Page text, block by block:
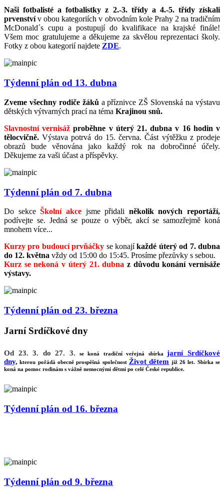
Naši fotbalisté a fotbalistky z 2.-3. třídy a 4.-5. třídy získali
prvenstvív obou kategoriích v obvodním kole Prahy 2 na tradičním
McDonald´s cupu a postupují do kvalifikace na krajské finále!
Všem moc gratulujeme a děkujeme za skvělou reprezentaci školy.
Fotky z obou kategorií najdete ZDE.
Týdenní plán od 13. dubna
Zveme všechny rodiče žáků a příznivce ZŠ Slovenská na výstavu
dětských výtvarných prací na téma Krajinou snů.
Slavnostní vernisáž proběhne v úterý 21. dubna v 16 hodin v
tělocvičně. Výstava potrvá do 15. června. Část výtěžku z prodeje
obrazů bude věnována jako každý rok na dobročinné účely.
Děkujeme za vaši účast a příspěvky.
Týdenní plán od 7. dubna
Do sekceŠkolní akcejsme přidali několik nových reportáží,
podívejte se. Jedná se pouze o výběr, akcí se samozřejmě koná
mnohem více...
Kurzy pro budoucí prvňáčky se konajíkaždé úterý od 7. dubna
do 12. května vždy od 15:00 do 15:45. Prosíme přezůvky s sebou.
Kurz se nekoná v úterý 21. dubna z důvodu konání vernisáže
výstavy.
Týdenní plán od 23. března
Jarní Srdíčkové dny
Od 23. 3. do 27. 3. se koná tradiční veřejná sbírkajarní Srdíčkové
dny, kterou pořádá obecně prospěšná společnost Život dětem již 26 let. Sbírka se
koná na pomoc rodinám s vážně nemocnými dětmi po celé České republice.
Týdenní plán od 16. března
Týdenní plán od 9. března